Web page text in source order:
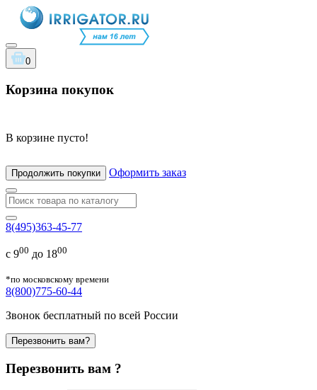
0
Корзина покупок
В корзине пусто!
Продолжить покупки Оформить заказ
8(495)363-45-77
с 900 до 1800
*по московскому времени
8(800)775-60-44
Звонок бесплатный по всей России
Перезвонить вам?
Перезвонить вам ?